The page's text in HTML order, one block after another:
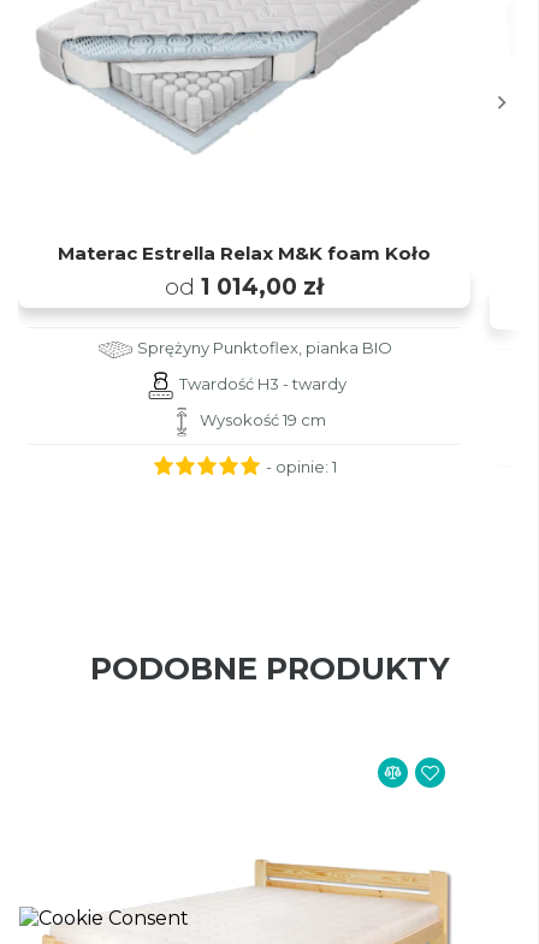
Materac Estrella Relax M&K foam Koło
od 1 014,00 zł
Sprężyny Punktoflex, pianka BIO
Twardość H3 - twardy
Wysokość 19 cm
- opinie: 1
PODOBNE PRODUKTY